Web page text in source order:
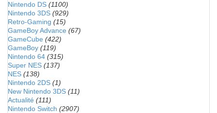
Nintendo DS (1100)
Nintendo 3DS (929)
Retro-Gaming (15)
GameBoy Advance (67)
GameCube (422)
GameBoy (119)
Nintendo 64 (315)
Super NES (137)
NES (138)
Nintendo 2DS (1)
New Nintendo 3DS (11)
Actualité (111)
Nintendo Switch (2907)